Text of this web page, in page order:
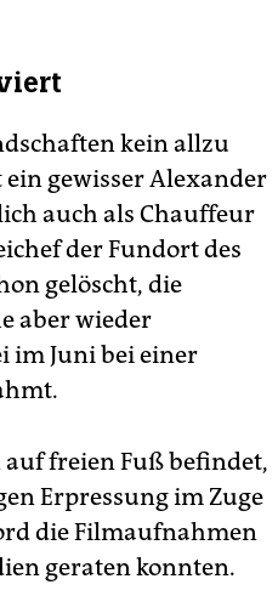
kein allzu
gewisser Alexander
auch als Chauffeur
der Fundort des
gelöscht, die
aber wieder
im Juni bei einer
freien Fuß befindet,
Erpressung im Zuge
die Filmaufnahmen
geraten konnten.